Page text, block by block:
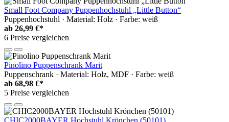
Small Foot Company Puppenhochstuhl „Little Button“
Puppenhochstuhl · Material: Holz · Farbe: weiß
ab 26,99 €*
6 Preise vergleichen
Pinolino Puppenschrank Marit
Puppenschrank · Material: Holz, MDF · Farbe: weiß
ab 68,98 €*
5 Preise vergleichen
CHIC2000BAYER Hochstuhl Krönchen (50101)